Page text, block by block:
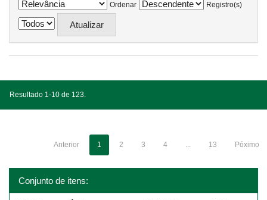
Ordenar
Registro(s)
Resultado 1-10 de 123.
Anterior 1 2 3 4 ... 13 Póximo
Conjunto de itens: